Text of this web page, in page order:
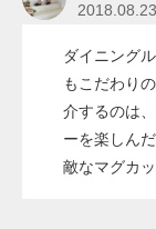
2018.08.23
ダイニング
もこだわり
介するのは
ーを楽しん
敵なマグカ